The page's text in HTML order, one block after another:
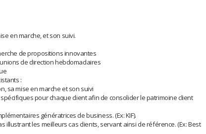
en marche, et son suivi.
de propositions innovantes
de direction hebdomadaires
:
sa mise en marche et son suivi
pour chaque client afin de consolider le patrimoine client
génératrices de business. (Ex: KIF).
illustrant les meilleurs cas clients, servant ainsi de référence. (Ex: Best